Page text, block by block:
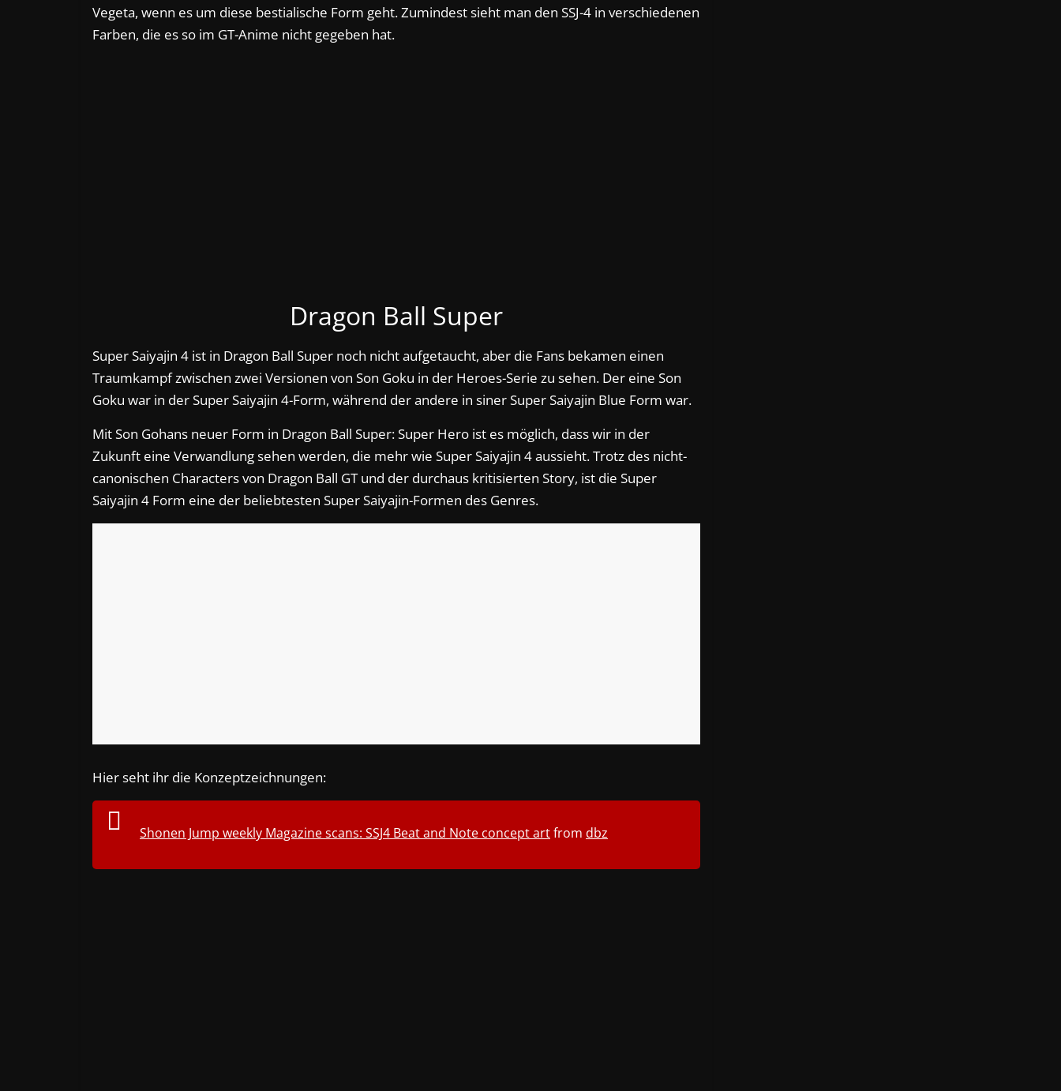
Vegeta, wenn es um diese bestialische Form geht. Zumindest sieht man den SSJ-4 in verschiedenen
Farben, die es so im GT-Anime nicht gegeben hat.
Dragon Ball Super
Super Saiyajin 4 ist in Dragon Ball Super noch nicht aufgetaucht, aber die Fans bekamen einen
Traumkampf zwischen zwei Versionen von Son Goku in der Heroes-Serie zu sehen. Der eine Son
Goku war in der Super Saiyajin 4-Form, während der andere in siner Super Saiyajin Blue Form war.
Mit Son Gohans neuer Form in Dragon Ball Super: Super Hero ist es möglich, dass wir in der
Zukunft eine Verwandlung sehen werden, die mehr wie Super Saiyajin 4 aussieht. Trotz des nicht-
canonischen Characters von Dragon Ball GT und der durchaus kritisierten Story, ist die Super
Saiyajin 4 Form eine der beliebtesten Super Saiyajin-Formen des Genres.
Hier seht ihr die Konzeptzeichnungen:
Shonen Jump weekly Magazine scans: SSJ4 Beat and Note concept artfrom dbz